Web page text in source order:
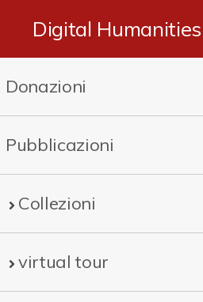
Digital Humanities
Donazioni
Pubblicazioni
Collezioni
virtual tour